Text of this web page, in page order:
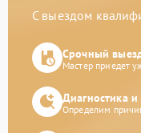
С выездом
Срочный
Мастер приедет
Диагностика и
Определим